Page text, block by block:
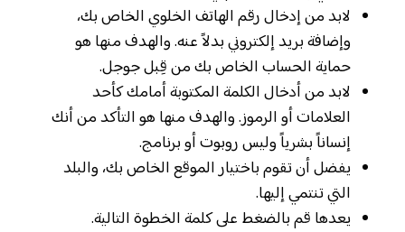
لابد من إدخال رقم الهاتف الخلوي الخاص بك،
وإضافة بريد إلكتروني بدلاً عنه. والهدف منها هو
حماية الحساب الخاص بك من قِبل جوجل.
لابد من أدخال الكلمة المكتوبة أمامك كأحد
العلامات أو الرموز. والهدف منها هو التأكد من أنك
إنساناً بشرياً وليس روبوت أو برنامج.
يفضل أن تقوم باختيار الموقع الخاص بك، والبلد
التي تنتمي إليها.
يعدها قم بالضغط على كلمة الخطوة التالية.